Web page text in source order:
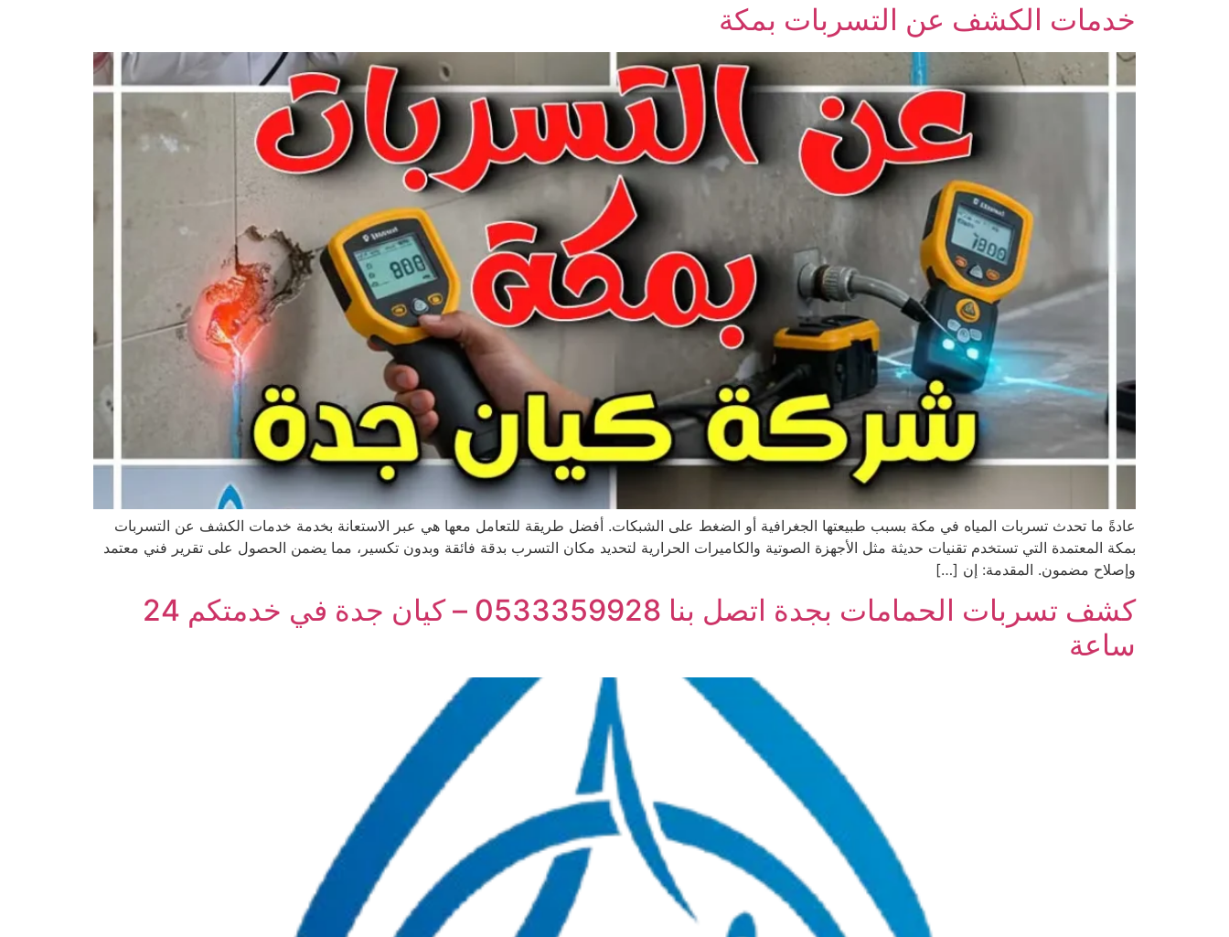
خدمات الكشف عن التسربات بمكة
عادةً ما تحدث تسربات المياه في مكة بسبب طبيعتها الجغرافية أو الضغط على الشبكات. أفضل طريقة للتعامل معها هي عبر الاستعانة بخدمة خدمات الكشف عن التسربات
بمكة المعتمدة التي تستخدم تقنيات حديثة مثل الأجهزة الصوتية والكاميرات الحرارية لتحديد مكان التسرب بدقة فائقة وبدون تكسير، مما يضمن الحصول على تقرير فني معتمد
وإصلاح مضمون. المقدمة: إن […]
كشف تسربات الحمامات بجدة اتصل بنا 0533359928 – كيان جدة في خدمتكم 24
ساعة